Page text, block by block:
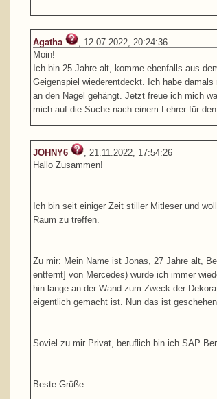
Agatha
, 12.07.2022, 20:24:36
Moin!
Ich bin 25 Jahre alt, komme ebenfalls aus
Geigenspiel wiederentdeckt. Ich habe
an den Nagel gehängt. Jetzt freue ich mich
mich auf die Suche nach einem Lehrer für
JOHNY6
, 21.11.2022, 17:54:26
Hallo Zusammen!
Ich bin seit einiger Zeit stiller Mitleser und
Raum zu treffen.
Zu mir: Mein Name ist Jonas, 27 Jahre alt,
entfernt] von Mercedes) wurde ich immer
hin lange an der Wand zum Zweck der
eigentlich gemacht ist. Nun das ist
Soviel zu mir Privat, beruflich bin ich SAP
Beste Grüße